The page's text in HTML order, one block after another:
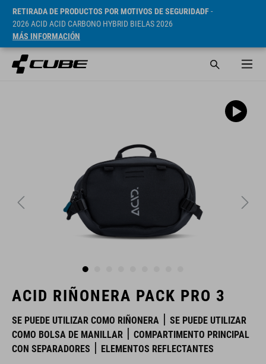
RETIRADA DE PRODUCTOS POR MOTIVOS DE SEGURIDADF-
2026 ACID ACID CARBONO HYBRID BIELAS 2026
MÁS INFORMACIÓN
ACID RIÑONERA PACK PRO 3
SE PUEDE UTILIZAR COMO RIÑONERA
SE PUEDE UTILIZAR
COMO BOLSA DE MANILLAR
COMPARTIMENTO PRINCIPAL
CON SEPARADORES
ELEMENTOS REFLECTANTES